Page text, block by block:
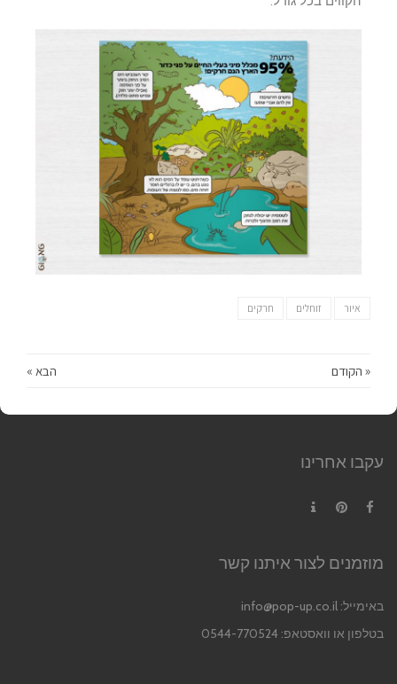
איור זוחלים חרקים
« הקודם הבא »
עקבו אחרינו
מוזמנים לצור איתנו קשר
באימייל: info@pop-up.co.il
בטלפון או וואסטאפ: 0544-770524